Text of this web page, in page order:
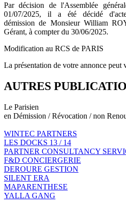
Par décision de l'Assemblée
01/07/2025, il a été décidé
démission de Monsieur William
Gérant, à compter du 30/06/2025.
Modification au RCS de PARIS
La présentation de votre annonce
AUTRES
Le Parisien
en Démission / Révocation / non
WINTEC PARTNERS
LES DOCKS 13 / 14
PARTNER CONSULTANCY
F&D CONCIERGERIE
DEROURE GESTION
SILENT ERA
MAPARENTHESE
YALLA GANG